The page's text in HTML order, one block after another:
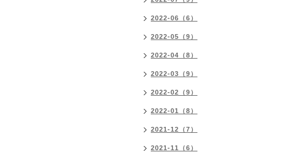
2022-06（6）
2022-05（9）
2022-04（8）
2022-03（9）
2022-02（9）
2022-01（8）
2021-12（7）
2021-11（6）